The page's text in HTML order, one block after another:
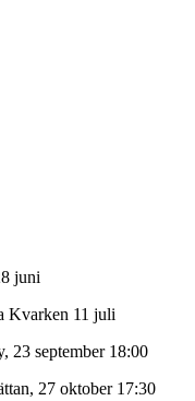
juni
Kvarken 11 juli
23 september 18:00
27 oktober 17:30